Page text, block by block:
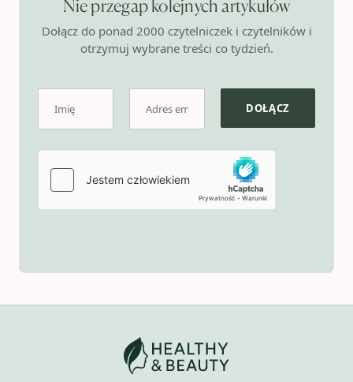
Nie przegap kolejnych artykułów
Dołącz do ponad 2000 czytelniczek i czytelników i
otrzymuj wybrane treści co tydzień.